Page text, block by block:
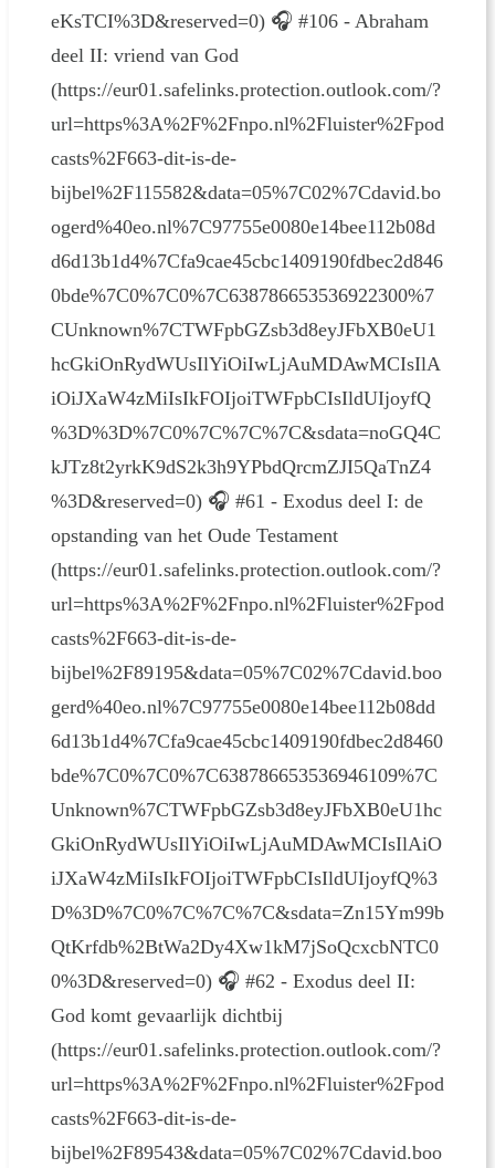
eKsTCI%3D&reserved=0) 🎧 #106 - Abraham
deel II: vriend van God
(https://eur01.safelinks.protection.outlook.com/?
url=https%3A%2F%2Fnpo.nl%2Fluister%2Fpod
casts%2F663-dit-is-de-
bijbel%2F115582&data=05%7C02%7Cdavid.bo
ogerd%40eo.nl%7C97755e0080e14bee112b08d
d6d13b1d4%7Cfa9cae45cbc1409190fdbec2d846
0bde%7C0%7C0%7C638786653536922300%7
CUnknown%7CTWFpbGZsb3d8eyJFbXB0eU1
hcGkiOnRydWUsIlYiOiIwLjAuMDAwMCIsIlA
iOiJXaW4zMiIsIkFOIjoiTWFpbCIsIldUIjoyfQ
%3D%3D%7C0%7C%7C%7C&sdata=noGQ4C
kJTz8t2yrkK9dS2k3h9YPbdQrcmZJI5QaTnZ4
%3D&reserved=0) 🎧 #61 - Exodus deel I: de
opstanding van het Oude Testament
(https://eur01.safelinks.protection.outlook.com/?
url=https%3A%2F%2Fnpo.nl%2Fluister%2Fpod
casts%2F663-dit-is-de-
bijbel%2F89195&data=05%7C02%7Cdavid.boo
gerd%40eo.nl%7C97755e0080e14bee112b08dd
6d13b1d4%7Cfa9cae45cbc1409190fdbec2d8460
bde%7C0%7C0%7C638786653536946109%7C
Unknown%7CTWFpbGZsb3d8eyJFbXB0eU1hc
GkiOnRydWUsIlYiOiIwLjAuMDAwMCIsIlAiO
iJXaW4zMiIsIkFOIjoiTWFpbCIsIldUIjoyfQ%3
D%3D%7C0%7C%7C%7C&sdata=Zn15Ym99b
QtKrfdb%2BtWa2Dy4Xw1kM7jSoQcxcbNTC0
0%3D&reserved=0) 🎧 #62 - Exodus deel II:
God komt gevaarlijk dichtbij
(https://eur01.safelinks.protection.outlook.com/?
url=https%3A%2F%2Fnpo.nl%2Fluister%2Fpod
casts%2F663-dit-is-de-
bijbel%2F89543&data=05%7C02%7Cdavid.boo